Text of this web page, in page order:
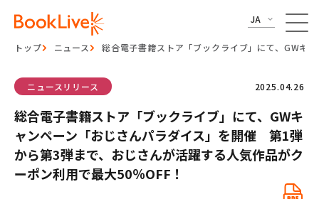
JA
トップ ニュース 総合電子書籍ストア「ブックライブ」にて、GWキ
ニュースリリース 2025.04.26
総合電子書籍ストア「ブックライブ」にて、GWキ
ャンペーン「おじさんパラダイス」を開催 第1弾
から第3弾まで、おじさんが活躍する人気作品がク
ーポン利用で最大50％OFF！